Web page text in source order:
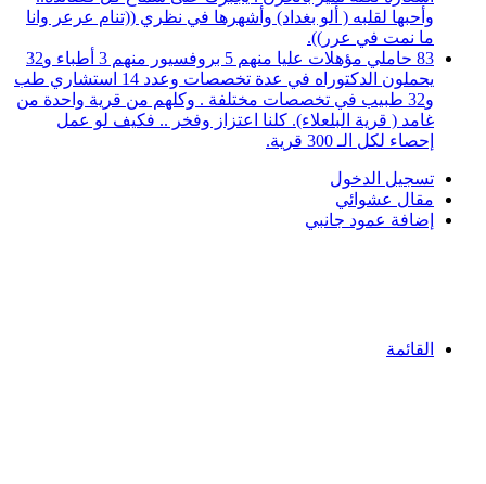
وأحبها لقلبه ( ألو بغداد) وأشهرها في نظري ((تنام عرعر وانا
ما نمت في عرر)).
83 حاملي مؤهلات عليا منهم 5 بروفسيور منهم 3 أطباء و32
يحملون الدكتوراه في عدة تخصصات وعدد 14 استشاري طب
و32 طبيب في تخصصات مختلفة . وكلهم من قرية واحدة من
غامد ( قرية البلعلاء). كلنا اعتزاز وفخر .. فكيف لو عمل
إحصاء لكل الـ 300 قرية.
تسجيل الدخول
مقال عشوائي
إضافة عمود جانبي
القائمة